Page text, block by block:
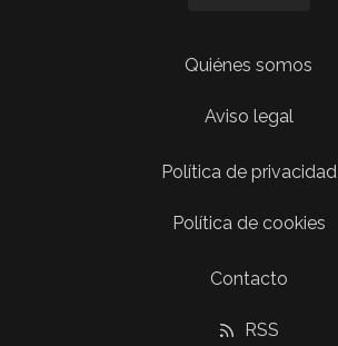
Quiénes somos
Aviso legal
Política de privacidad
Política de cookies
Contacto
RSS